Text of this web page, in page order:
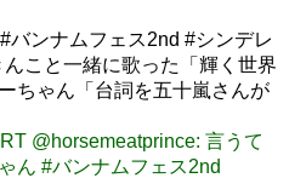
#バンナムフェス2nd #シンデレ
こと一緒に歌った「輝く世界
ちゃん「台詞を五十嵐さんが
RT @horsemeatprince: 言うて
ん #バンナムフェス2nd